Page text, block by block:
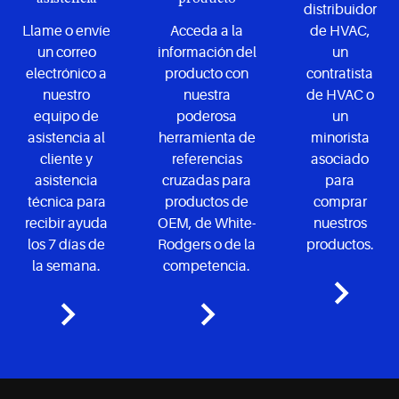
Llame o envíe
un correo
electrónico a
nuestro
equipo de
asistencia al
cliente y
asistencia
técnica para
recibir ayuda
los 7 días de
la semana.
Acceda a la
información del
producto con
nuestra
poderosa
herramienta de
referencias
cruzadas para
productos de
OEM, de White-
Rodgers o de la
competencia.
distribuidor
de HVAC,
un
contratista
de HVAC o
un
minorista
asociado
para
comprar
nuestros
productos.